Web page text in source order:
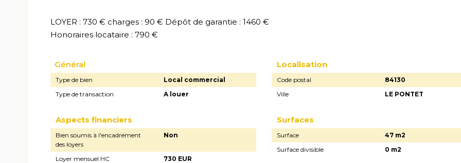
LOYER : 730 € charges : 90 € Dépôt de garantie : 1460 €
Honoraires locataire : 790 €
Général
Type de bien
Local commercial
Type de transaction
A louer
Localisation
Code postal
84130
Ville
LE PONTET
Aspects financiers
Bien soumis à l'encadrement
des loyers
Non
Loyer mensuel HC
730 EUR
Surfaces
Surface
47 m2
Surface divisible
0 m2